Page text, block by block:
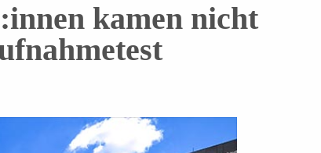
kamen nicht